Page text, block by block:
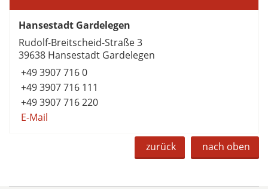
Hansestadt Gardelegen
Rudolf-Breitscheid-Straße 3
39638 Hansestadt Gardelegen
+49 3907 716 0
+49 3907 716 111
+49 3907 716 220
E-Mail
zurück nach oben